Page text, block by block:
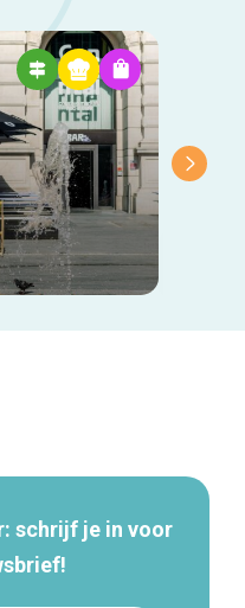
schrijf je in voor